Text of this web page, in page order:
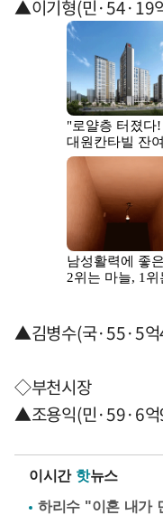
▲이기형(민·54·19
▲김병수(국·55·5
◇부천시장
▲조용익(민·59·6
이시간 핫뉴스
하리수 "이혼 내가